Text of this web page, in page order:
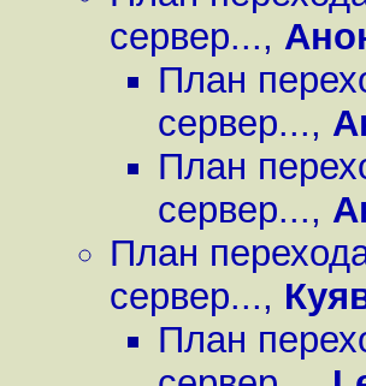
сервер...,
План
сервер...,
План
сервер...,
План
сервер...,
План